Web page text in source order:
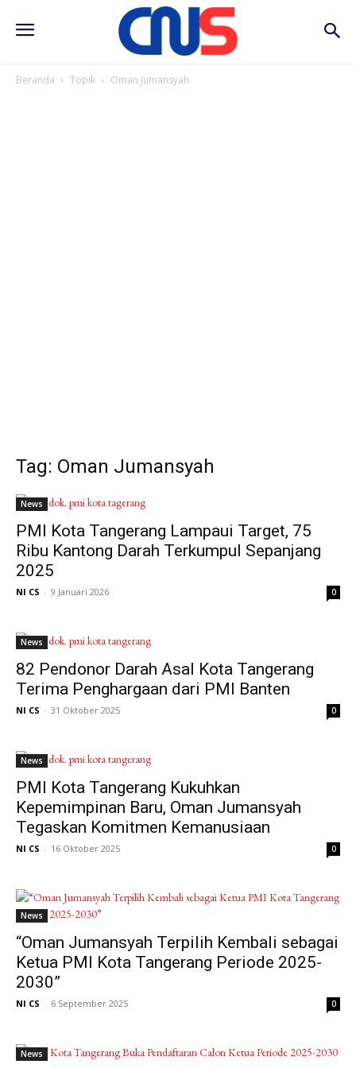
Beranda Topik Oman Jumansyah
Tag: Oman Jumansyah
News
PMI Kota Tangerang Lampaui Target, 75
Ribu Kantong Darah Terkumpul Sepanjang
2025
NI CS - 9 Januari 2026 0
News
82 Pendonor Darah Asal Kota Tangerang
Terima Penghargaan dari PMI Banten
NI CS - 31 Oktober 2025 0
News
PMI Kota Tangerang Kukuhkan
Kepemimpinan Baru, Oman Jumansyah
Tegaskan Komitmen Kemanusiaan
NI CS - 16 Oktober 2025 0
News
“Oman Jumansyah Terpilih Kembali sebagai
Ketua PMI Kota Tangerang Periode 2025-
2030”
NI CS - 6 September 2025 0
News